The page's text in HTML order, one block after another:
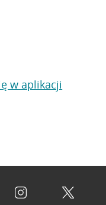
w aplikacji